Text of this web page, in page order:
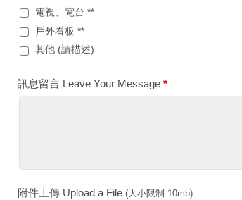
電視、電台 **
戶外看板 **
其他 (請描述)
訊息留言 Leave Your Message *
附件上傳 Upload a File (大小限制:10mb)